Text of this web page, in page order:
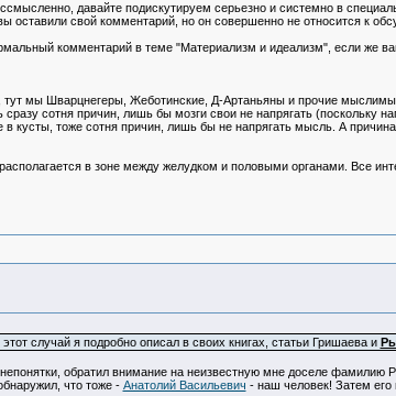
давайте подискутируем серьезно и системно в
оставили свой комментарий, но он совершенно не относится к
комментарий в теме "Материализм и идеализм", если же
мы Шварцнегеры, Жеботинские, Д-Артаньяны и прочие
сотня причин, лишь бы мозги свои не напрягать (поскольку
кусты, тоже сотня причин, лишь бы не напрягать мысль. А
в зоне между желудком и половыми органами. Все
случай я подробно описал в своих книгах, статьи Гришаева и
обратил внимание на неизвестную мне доселе фамилию
что тоже - Анатолий Васильевич - наш человек! Затем